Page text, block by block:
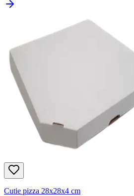
Cutie pizza 28x28x4 cm